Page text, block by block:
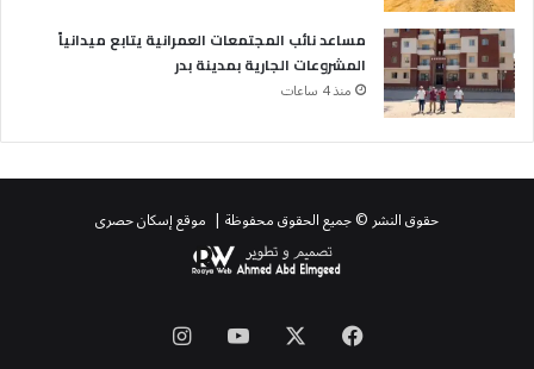
مساعد نائب المجتمعات العمرانية يتابع ميدانياً
المشروعات الجارية بمدينة بدر
منذ 4 ساعات
حقوق النشر © جميع الحقوق محفوظة | موقع إسكان حصرى
فيسبوك ‫YouTube